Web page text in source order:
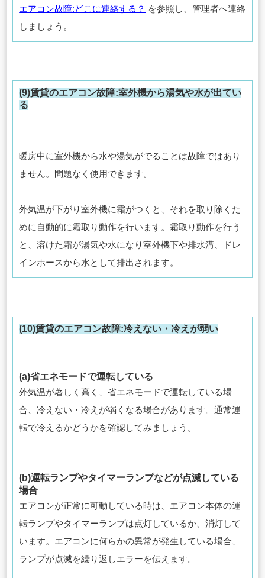
エアコン故障:どこに連絡する？ を参照し、管理者へ連絡
しましょう。
(9)賃貸のエアコン故障:室外機から湯気や水が出てい
る
暖房中に室外機から水や湯気がでることは故障ではあり
ません。問題なく使用できます。
外気温が下がり室外機に霜がつくと、それを取り除くた
めに自動的に霜取り動作を行います。霜取り動作を行う
と、溶けた霜が湯気や水になり室外機下や排水溝、ドレ
インホースから水として排出されます。
(10)賃貸のエアコン故障:冷えない・冷えが弱い
(a)省エネモードで運転している
外気温が著しく高く、省エネモードで運転している場
合、冷えない・冷えが弱くなる場合があります。通常運
転で冷えるかどうかを確認してみましょう。
(b)運転ランプやタイマーランプなどが点滅している
場合
エアコンが正常に可動している時は、エアコン本体の運
転ランプやタイマーランプは点灯しているか、消灯して
います。エアコンに何らかの異常が発生している場合、
ランプが点滅を繰り返しエラーを伝えます。